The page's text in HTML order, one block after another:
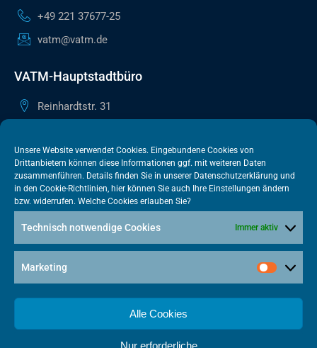
Unsere Website verwendet Cookies. Eingebundene Cookies von
Drittanbietern können diese Informationen ggf. mit weiteren Daten
zusammenführen. Details finden Sie in unserer Datenschutzerklärung und
in den Cookie-Richtlinien, hier können Sie auch Ihre Einstellungen ändern
bzw. widerrufen. Welche Cookies erlauben Sie?
Technisch notwendige Cookies Immer aktiv
Marketing
Alle Cookies
Nur erforderliche
+49 221 37677-25
vatm@vatm.de
VATM-Hauptstadtbüro
Reinhardtstr. 31
+49 30 505615-38
berlin@vatm.de
VATM-Büro Brüssel